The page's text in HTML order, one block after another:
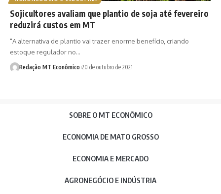
Sojicultores avaliam que plantio de soja até fevereiro
reduzirá custos em MT
"A alternativa de plantio vai trazer enorme benefício, criando
estoque regulador no…
Redação MT Econômico 20 de outubro de 2021
SOBRE O MT ECONÔMICO
ECONOMIA DE MATO GROSSO
ECONOMIA E MERCADO
AGRONEGÓCIO E INDÚSTRIA